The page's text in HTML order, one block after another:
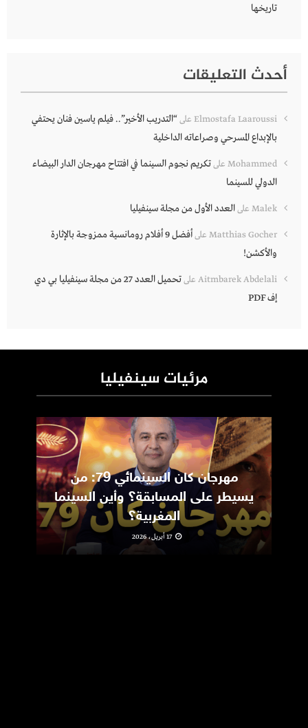
تاريخها
أحدث التعليقات
Elmostafa Laaroussi على“التدريب الأخير”.. فيلم ياسين فنان يحتفي
بالإبداع المسرحي وصراعاته الداخلية
Mohammed علىتكريم نجوم السينما في افتتاح مهرجان الدار البيضاء
الدولي للسينما
Malek علىالعدد الأول من مجلة سينفيليا
Matthias Gocher على
أفضل 9 أفلام رومانسية ممزوجة بالإثارة
والأكشن!
Aitmbarek Abdelali على
تحميل العدد 27 من مجلة سينفيليا بي دي
إف PDF
مرئيات سينفيليا
مهرجان كان السينمائي 79: من
يسيطر على المسابقة؟ وأين السينما
المغربية؟
17 أبريل، 2026